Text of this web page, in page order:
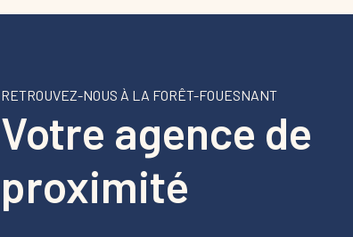
Votre agence de
proximité
RETROUVEZ-NOUS À LA FORÊT-FOUESNANT